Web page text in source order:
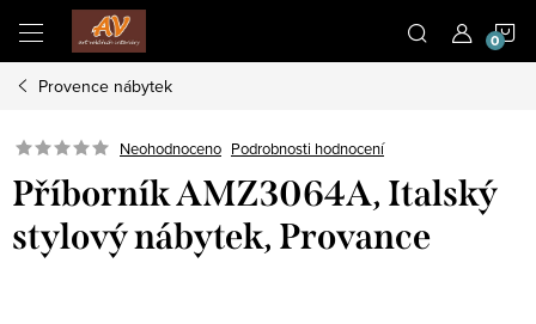
obsah
Provence nábytek
Neohodnoceno Podrobnosti hodnocení
Příborník AMZ3064A, Italský
stylový nábytek, Provance